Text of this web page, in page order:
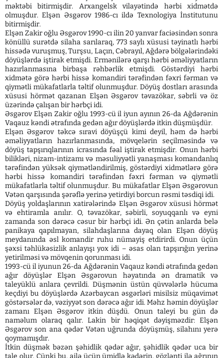
məktəbi bitirmişdir. Arxangelsk vilayətində hərbi xidmətdə
olmuşdur. Elşən Əsgərov 1986-cı ildə Texnologiya İnstitutunu
bitirmişdir.
Elşən Zakir oğlu Əsgərov 1990-cı ilin 20 yanvar faciəsindən sonra
könüllü surətdə silaha sarılaraq, 773 saylı xüsusi təyinatlı hərbi
hissədə vuruşmuş, Turşsu, Laçın, Cəbrayıl, Ağdərə bölgələrindəki
döyüşlərdə iştirak etmişdi. Ermənilərə qarşı hərbi əməliyyatların
hazırlanmasına birbaşa rəhbərlik etmişdi. Göstərdiyi hərbi
xidmətə görə hərbi hissə komandiri tərəfindən fəxri fərman və
qiymətli mükafatlarla təltif olunmuşdur. Döyüş dostları arasında
xüsusi hörmət qazanan Elşən Əsgərov təvazökar, səbrli və öz
üzərində çalışan bir hərbçi idi.
Əsgərov Elşən Zakir oğlu 1993-cü il iyun ayının 26-da Ağdərənin
Vaqauz kəndi ətrafında gedən ağır döyüşlərdə itkin düşmüşdür.
Elşən Əsgərov təkcə sıravi döyüşçü kimi deyil, həm də hərbi
əməliyyatların hazırlanmasında, mövqelərin seçilməsində və
döyüş tapşırıqlarının icrasında fəal iştirak etmişdir. Onun hərbi
bilikləri, nizam-intizamı və məsuliyyətli yanaşması komandanlıq
tərəfindən yüksək qiymətləndirilmiş, göstərdiyi xidmətlərə görə
hərbi hissə komandiri tərəfindən fəxri fərman və qiymətli
mükafatlarla təltif olunmuşdur. Bu mükafatlar Elşən Əsgərovun
Vətən qarşısında şərəflə yerinə yetirdiyi borcun rəsmi təsdiqi idi.
Döyüş yoldaşlarının xatirələrində Elşən Əsgərov xüsusi hörmət
və ehtiramla anılır. O, təvazökar, səbirli, soyuqqanlı və eyni
zamanda son dərəcə cəsur bir hərbçi idi. Ən çətin anlarda belə
panikaya qapılmayan, silahdaşlarına dayaq olan Elşən döyüş
meydanında əsl komandir ruhu nümayiş etdirirdi. Onun üçün
şəxsi təhlükəsizlik anlayışı yox idi – əsas olan tapşırığın yerinə
yetirilməsi və mövqenin qorunması idi.
1993-cü il iyunun 26-da Ağdərənin Vaqauz kəndi ətrafında gedən
ağır döyüşlər Elşən Əsgərovun həyatında ən dramatik və
taleyüklü anlara çevrildi. Düşmənin üstün qüvvələrlə hücuma
keçdiyi bu döyüşlərdə Azərbaycan əsgərləri misilsiz müqavimət
göstərsələr də, vəziyyət son dərəcə ağır idi. Məhz həmin döyüşlər
zamanı Elşən Əsgərov itkin düşdü. Onun taleyi bu gün də
naməlum olaraq qalır. Lakin bir həqiqət dəyişməzdir: Elşən
Əsgərov son ana qədər Vətən uğrunda döyüşmüş, silahını yerə
qoymamışdır.
İtkin düşmək bəzən şəhidlik qədər ağır, şəhidlik qədər uca bir
tale olur. Çünki bu, ailə üçün ümidlə kədərin, gözlənti ilə ağrının